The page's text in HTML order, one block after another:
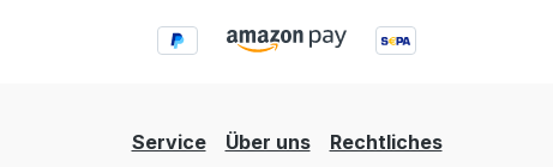
Service Über uns Rechtliches